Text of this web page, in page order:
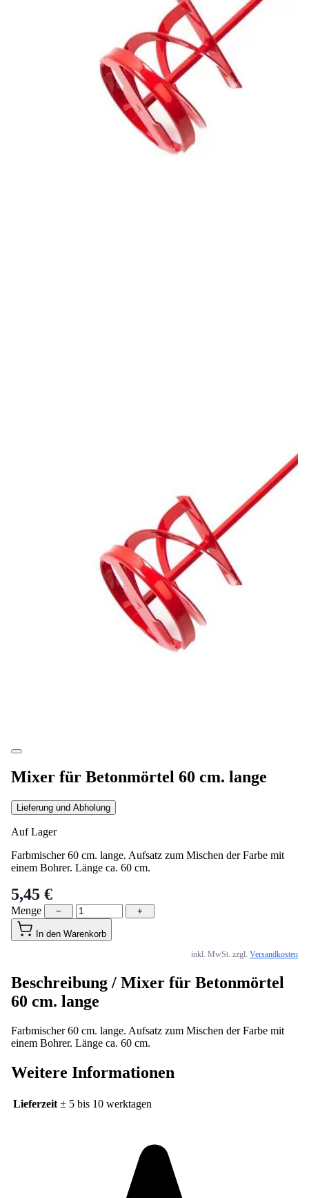
Mixer für Betonmörtel 60 cm. lange
Lieferung und Abholung
Auf Lager
Farbmischer 60 cm. lange. Aufsatz zum Mischen der Farbe mit
einem Bohrer. Länge ca. 60 cm.
5,45 €
Menge − +
In den Warenkorb
inkl. MwSt. zzgl. Versandkosten
Beschreibung / Mixer für Betonmörtel
60 cm. lange
Farbmischer 60 cm. lange. Aufsatz zum Mischen der Farbe mit
einem Bohrer. Länge ca. 60 cm.
Weitere Informationen
Lieferzeit ± 5 bis 10 werktagen